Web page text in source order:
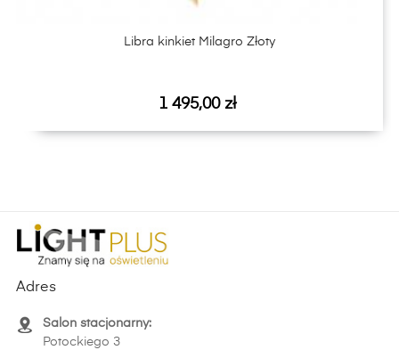
Libra kinkiet Milagro Złoty
Cena
1 495,00 zł
Adres
Salon stacjonarny:
Potockiego 3